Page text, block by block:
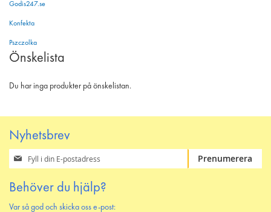
Godis247.se
Konfekta
Pszczolka
Önskelista
Du har inga produkter på önskelistan.
Nyhetsbrev
Prenumerera
på
nyhetsbrev
Prenumerera
Behöver du hjälp?
Var så god och skicka oss e-post: